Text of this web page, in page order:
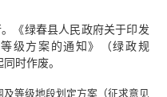
《绿春县人民政府关于印发
级方案的通知》（绿政规
时作废。
等级地段划定方案（征求意见